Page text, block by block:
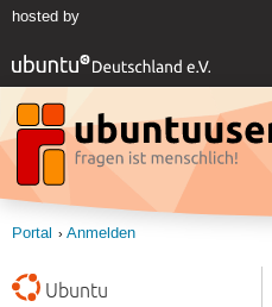
hosted by
Portal Anmelden
Ubuntu